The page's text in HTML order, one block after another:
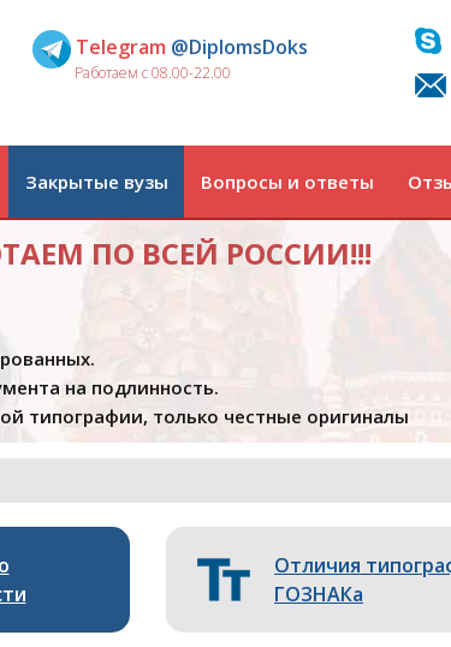
Telegram @DiplomsDoks
Работаем с 08.00-22.00
Закрытые вузы Вопросы и ответы
ПО ВСЕЙ РОССИИ!!!
на подлинность.
типографии, только честные оригиналы
Отличия
ГОЗНАКа